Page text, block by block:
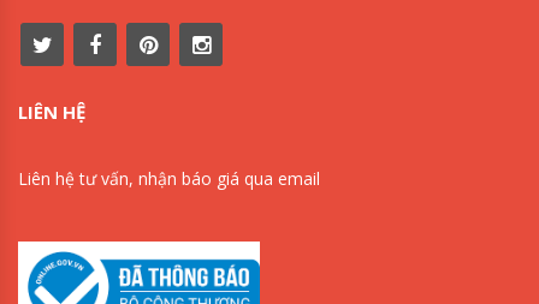
LIÊN HỆ
Liên hệ tư vấn, nhận báo giá qua email